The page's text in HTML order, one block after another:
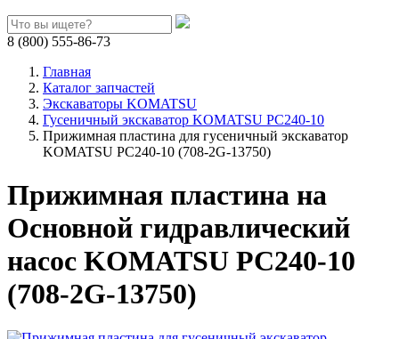
8 (800) 555-86-73
Главная
Каталог запчастей
Экскаваторы KOMATSU
Гусеничный экскаватор KOMATSU PC240-10
Прижимная пластина для гусеничный экскаватор
KOMATSU PC240-10 (708-2G-13750)
Прижимная пластина на
Основной гидравлический
насос KOMATSU PC240-10
(708-2G-13750)